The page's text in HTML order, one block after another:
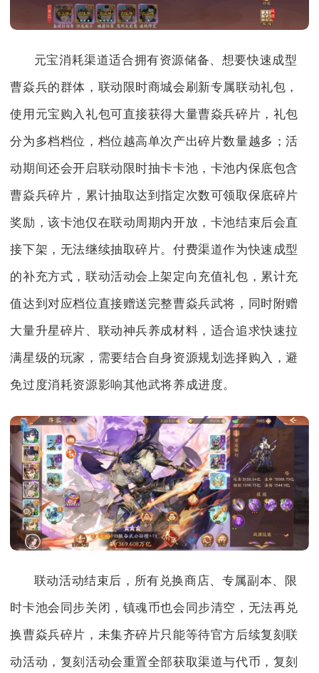
元宝消耗渠道适合拥有资源储备、想要快速成型
曹焱兵的群体，联动限时商城会刷新专属联动礼包，
使用元宝购入礼包可直接获得大量曹焱兵碎片，礼包
分为多档档位，档位越高单次产出碎片数量越多；活
动期间还会开启联动限时抽卡卡池，卡池内保底包含
曹焱兵碎片，累计抽取达到指定次数可领取保底碎片
奖励，该卡池仅在联动周期内开放，卡池结束后会直
接下架，无法继续抽取碎片。付费渠道作为快速成型
的补充方式，联动活动会上架定向充值礼包，累计充
值达到对应档位直接赠送完整曹焱兵武将，同时附赠
大量升星碎片、联动神兵养成材料，适合追求快速拉
满星级的玩家，需要结合自身资源规划选择购入，避
免过度消耗资源影响其他武将养成进度。
联动活动结束后，所有兑换商店、专属副本、限
时卡池会同步关闭，镇魂币也会同步清空，无法再兑
换曹焱兵碎片，未集齐碎片只能等待官方后续复刻联
动活动，复刻活动会重置全部获取渠道与代币，复刻